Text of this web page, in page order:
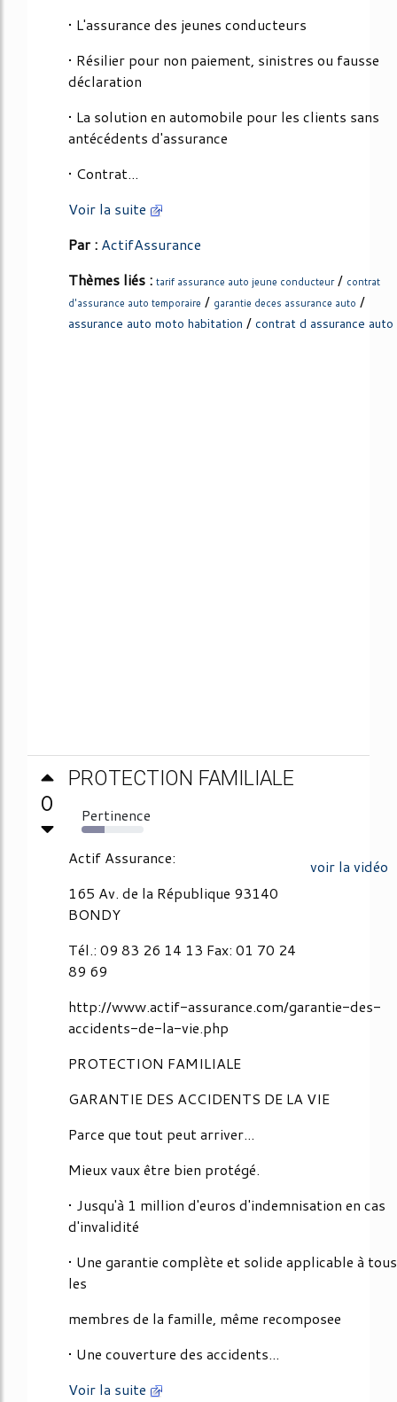
• L'assurance des jeunes conducteurs
• Résilier pour non paiement, sinistres ou fausse
déclaration
• La solution en automobile pour les clients sans
antécédents d'assurance
• Contrat...
Voir la suite
Par : ActifAssurance
Thèmes liés : tarif assurance auto jeune conducteur/ contrat
d'assurance auto temporaire / garantie deces assurance auto /
assurance auto moto habitation / contrat d assurance auto
0
PROTECTION FAMILIALE
Pertinence
37%
voir la vidéo
Actif Assurance:
165 Av. de la République 93140
BONDY
Tél.: 09 83 26 14 13 Fax: 01 70 24
89 69
http://www.actif-assurance.com/garantie-des-
accidents-de-la-vie.php
PROTECTION FAMILIALE
GARANTIE DES ACCIDENTS DE LA VIE
Parce que tout peut arriver...
Mieux vaux être bien protégé.
• Jusqu'à 1 million d'euros d'indemnisation en cas
d'invalidité
• Une garantie complète et solide applicable à tous
les
membres de la famille, même recomposee
• Une couverture des accidents...
Voir la suite